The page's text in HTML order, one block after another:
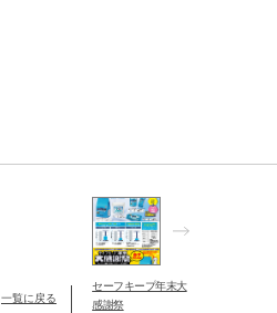
一覧に戻る
セーフキープ年末大
感謝祭